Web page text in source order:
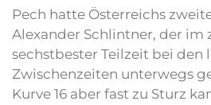
Pech hatte Österreichs
Alexander Schlintner, der im
sechstbester Teilzeit bei den
Zwischenzeiten unterwegs
Kurve 16 aber fast zu Sturz